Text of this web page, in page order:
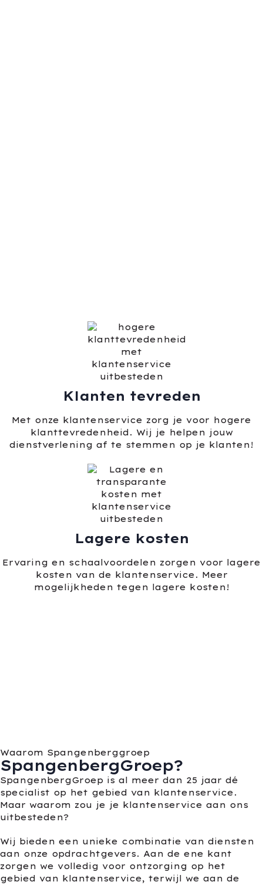
Klanten tevreden
Met onze klantenservice zorg je voor hogere
klanttevredenheid. Wij je helpen jouw
dienstverlening af te stemmen op je klanten!
Lagere kosten
Ervaring en schaalvoordelen zorgen voor lagere
kosten van de klantenservice. Meer
mogelijkheden tegen lagere kosten!
Waarom Spangenberggroep
SpangenbergGroep?
SpangenbergGroep is al meer dan 25 jaar dé
specialist op het gebied van klantenservice.
Maar waarom zou je je klantenservice aan ons
uitbesteden?
Wij bieden een unieke combinatie van diensten
aan onze opdrachtgevers. Aan de ene kant
zorgen we volledig voor ontzorging op het
gebied van klantenservice, terwijl we aan de